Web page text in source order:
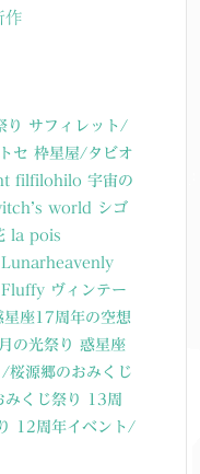
作
り
サフィレット/
セ 枠星屋/タビオ
filfilohilo 宇宙の
world
シゴ
la pois
Lunarheavenly
ヴィンテー
星座17周年の空想
の光祭り 惑星座
桜源郷のおみくじ
くじ祭り
13周
12周年イベント/